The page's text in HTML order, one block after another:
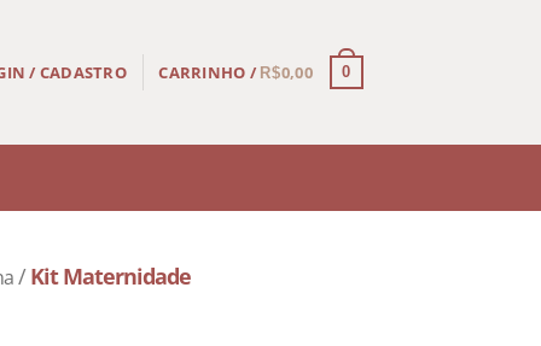
/ CADASTRO CARRINHO / R$0,00 0
/Kit Maternidade